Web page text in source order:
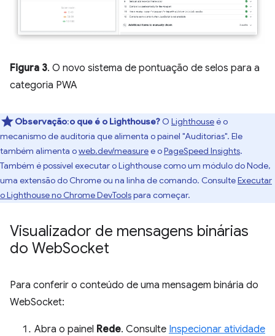
Figura 3. O novo sistema de pontuação de selos para a
categoria PWA
Observação:o que é o Lighthouse? O Lighthouseé o
mecanismo de auditoria que alimenta o painel "Auditorias". Ele
também alimenta oweb.dev/measuree oPageSpeed Insights.
Também é possível executar o Lighthouse como um módulo do Node,
uma extensão do Chrome ou na linha de comando. ConsulteExecutar
o Lighthouse no Chrome DevToolspara começar.
Visualizador de mensagens binárias
do WebSocket
Para conferir o conteúdo de uma mensagem binária do
WebSocket:
Abra o painel Rede. Consulte Inspecionar atividade